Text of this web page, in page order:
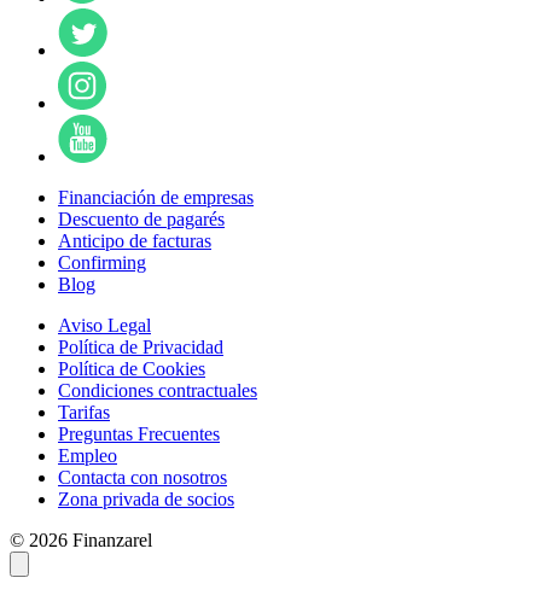
Financiación de empresas
Descuento de pagarés
Anticipo de facturas
Confirming
Blog
Aviso Legal
Política de Privacidad
Política de Cookies
Condiciones contractuales
Tarifas
Preguntas Frecuentes
Empleo
Contacta con nosotros
Zona privada de socios
© 2026 Finanzarel